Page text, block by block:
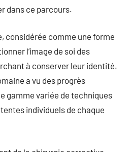
dans ce parcours.
considérée comme une forme
l’image de soi des
à conserver leur identité.
a vu des progrès
gamme variée de techniques
individuels de chaque